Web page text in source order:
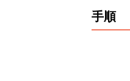
手順